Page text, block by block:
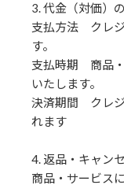
3. 代金（対価）
支払方法 クレ
す。
支払時期 商品
いたします。
決済期間 クレジ
れます
4. 返品・キャン
商品・サービス